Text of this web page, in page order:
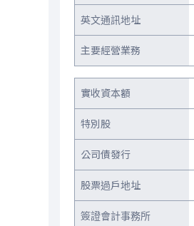
英文通訊地址
主要經營業務
實收資本額
特別股
公司債發行
股票過戶地址
簽證會計事務所